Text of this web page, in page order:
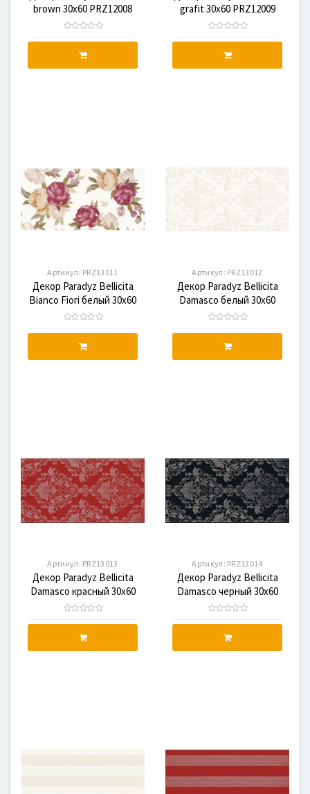
brown 30x60 PRZ12008
grafit 30x60 PRZ12009
Артикул: PRZ13011
Декор Paradyz Bellicita
Bianco Fiori белый 30x60
PRZ13011
Артикул: PRZ13012
Декор Paradyz Bellicita
Damasco белый 30x60
PRZ13012
Артикул: PRZ13013
Декор Paradyz Bellicita
Damasco красный 30x60
PRZ13013
Артикул: PRZ13014
Декор Paradyz Bellicita
Damasco черный 30x60
PRZ13014